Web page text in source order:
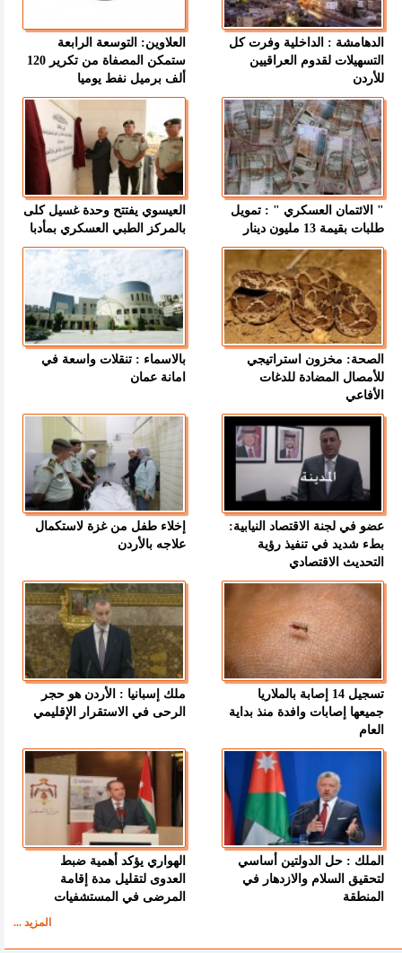
الدهامشة : الداخلية وفرت كل
التسهيلات لقدوم العراقيين
للأردن
العلاوين: التوسعة الرابعة
ستمكن المصفاة من تكرير 120
ألف برميل نفط يوميا
" الائتمان العسكري " : تمويل
طلبات بقيمة 13 مليون دينار
العيسوي يفتتح وحدة غسيل كلى
بالمركز الطبي العسكري بمأدبا
الصحة: مخزون استراتيجي
للأمصال المضادة للدغات
الأفاعي
بالاسماء : تنقلات واسعة في
امانة عمان
عضو في لجنة الاقتصاد النيابية:
بطء شديد في تنفيذ رؤية
التحديث الاقتصادي
إخلاء طفل من غزة لاستكمال
علاجه بالأردن
تسجيل 14 إصابة بالملاريا
جميعها إصابات وافدة منذ بداية
العام
ملك إسبانيا : الأردن هو حجر
الرحى في الاستقرار الإقليمي
الملك : حل الدولتين أساسي
لتحقيق السلام والازدهار في
المنطقة
الهواري يؤكد أهمية ضبط
العدوى لتقليل مدة إقامة
المرضى في المستشفيات
المزيد ...